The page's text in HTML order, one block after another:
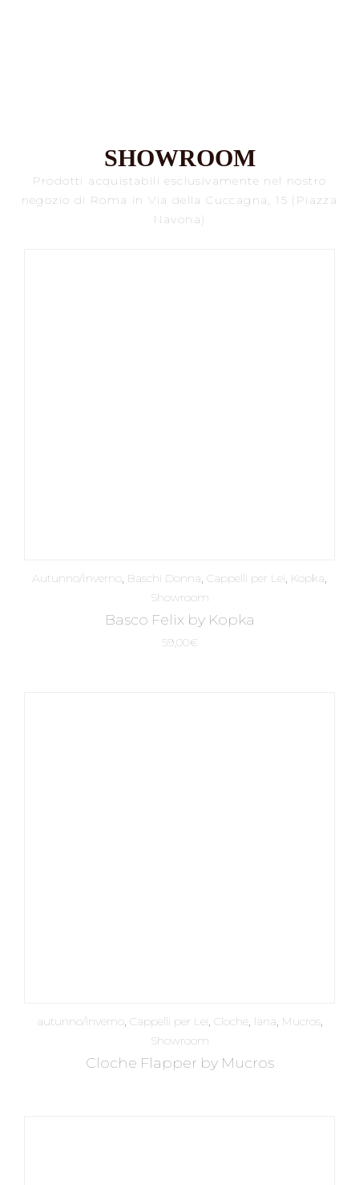
SHOWROOM
Prodotti acquistabili esclusivamente nel nostro
negozio di Roma in Via della Cuccagna, 15 (Piazza
Navona)
Autunno/Inverno, Baschi Donna, Cappelli per Lei, Kopka,
Showroom
Basco Felix by Kopka
59,00€
autunno/inverno, Cappelli per Lei, Cloche, lana, Mucros,
Showroom
Cloche Flapper by Mucros